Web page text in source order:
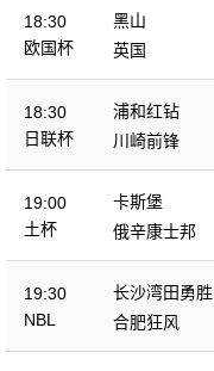
18:30
欧国杯
黑山
英国
18:30
日联杯
浦和红钻
川崎前锋
19:00
土杯
卡斯堡
俄辛康士邦
19:30
NBL
长沙湾田勇胜
合肥狂风